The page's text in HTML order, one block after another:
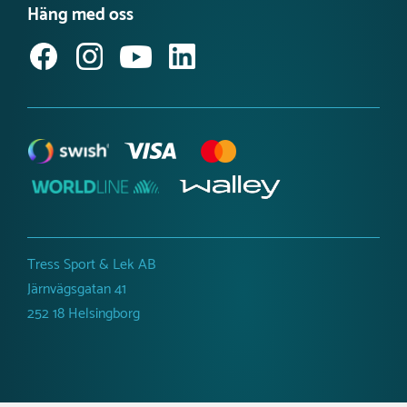
Produktnyheter Utemiljö
Jobba hos oss
Anmäl dig till vårt nyhetsbrev
Tillgänglighetsredogörelse
Häng med oss
Tress Sport & Lek AB
Järnvägsgatan 41
252 18 Helsingborg